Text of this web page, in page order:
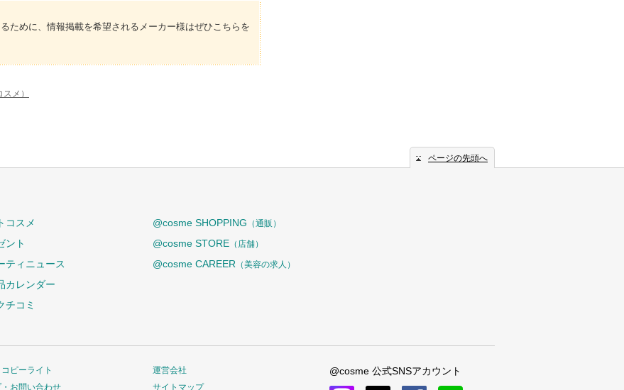
ために、情報掲載を希望されるメーカー様はぜひこちらを
メ）
ページの先頭へ
コスメ
ント
ティニュース
カレンダー
チコミ
@cosme SHOPPING （通販）
@cosme STORE （店舗）
@cosme CAREER （美容の求人）
ピーライト
お問い合わせ
運営会社
サイトマップ
@cosme 公式SNSアカウント